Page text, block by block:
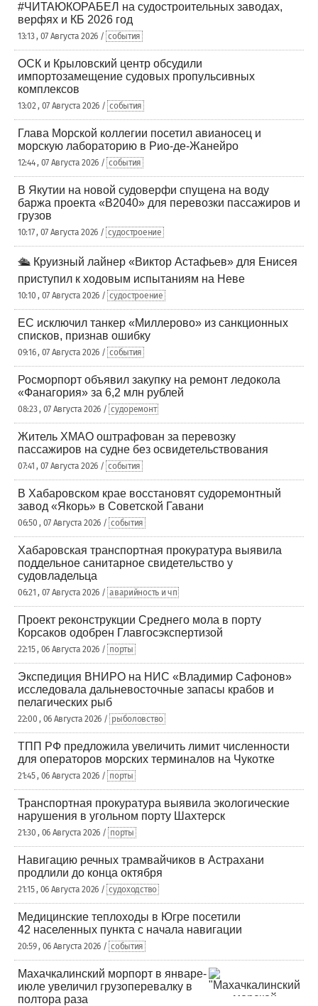
#ЧИТАЮКОРАБЕЛ на судостроительных заводах,
верфях и КБ 2026 год
13:13 , 07 Августа 2026 / события
ОСК и Крыловский центр обсудили
импортозамещение судовых пропульсивных
комплексов
13:02 , 07 Августа 2026 / события
Глава Морской коллегии посетил авианосец и
морскую лабораторию в Рио-де-Жанейро
12:44 , 07 Августа 2026 / события
В Якутии на новой судоверфи спущена на воду
баржа проекта «В2040» для перевозки пассажиров и
грузов
10:17 , 07 Августа 2026 / судостроение
🛳️ Круизный лайнер «Виктор Астафьев» для Енисея
приступил к ходовым испытаниям на Неве
10:10 , 07 Августа 2026 / судостроение
ЕС исключил танкер «Миллерово» из санкционных
списков, признав ошибку
09:16 , 07 Августа 2026 / события
Росморпорт объявил закупку на ремонт ледокола
«Фанагория» за 6,2 млн рублей
08:23 , 07 Августа 2026 / судоремонт
Житель ХМАО оштрафован за перевозку
пассажиров на судне без освидетельствования
07:41 , 07 Августа 2026 / события
В Хабаровском крае восстановят судоремонтный
завод «Якорь» в Советской Гавани
06:50 , 07 Августа 2026 / события
Хабаровская транспортная прокуратура выявила
поддельное санитарное свидетельство у
судовладельца
06:21 , 07 Августа 2026 / аварийность и чп
Проект реконструкции Среднего мола в порту
Корсаков одобрен Главгосэкспертизой
22:15 , 06 Августа 2026 / порты
Экспедиция ВНИРО на НИС «Владимир Сафонов»
исследовала дальневосточные запасы крабов и
пелагических рыб
22:00 , 06 Августа 2026 / рыболовство
ТПП РФ предложила увеличить лимит численности
для операторов морских терминалов на Чукотке
21:45 , 06 Августа 2026 / порты
Транспортная прокуратура выявила экологические
нарушения в угольном порту Шахтерск
21:30 , 06 Августа 2026 / порты
Навигацию речных трамвайчиков в Астрахани
продлили до конца октября
21:15 , 06 Августа 2026 / судоходство
Медицинские теплоходы в Югре посетили
42 населенных пункта с начала навигации
20:59 , 06 Августа 2026 / события
Махачкалинский морпорт в январе-
июле увеличил грузоперевалку в
полтора раза